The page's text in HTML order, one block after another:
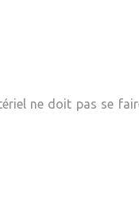
ne doit pas se